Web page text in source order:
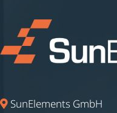
SunElements GmbH